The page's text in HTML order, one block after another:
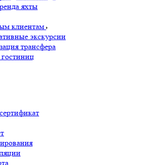
яхты
клиентам
экскурсии
трансфера